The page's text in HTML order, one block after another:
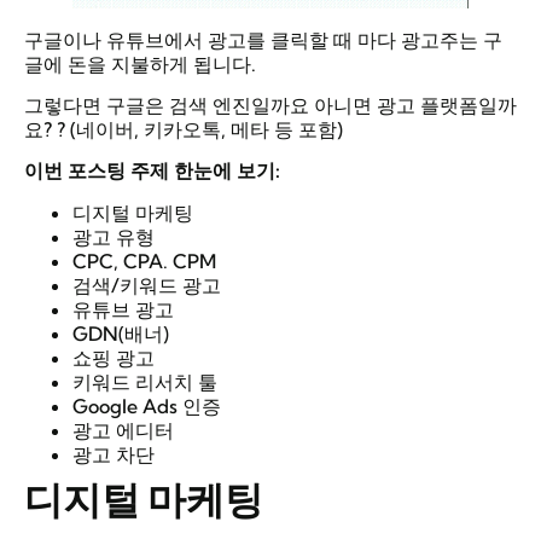
구글이나 유튜브에서 광고를 클릭할 때 마다 광고주는 구
글에 돈을 지불하게 됩니다.
그렇다면 구글은 검색 엔진일까요 아니면 광고 플랫폼일까
요? ? (네이버, 키카오톡, 메타 등 포함)
이번 포스팅 주제 한눈에 보기:
디지털 마케팅
광고 유형
CPC, CPA. CPM
검색/키워드 광고
유튜브 광고
GDN(배너)
쇼핑 광고
키워드 리서치 툴
Google Ads 인증
광고 에디터
광고 차단
디지털 마케팅